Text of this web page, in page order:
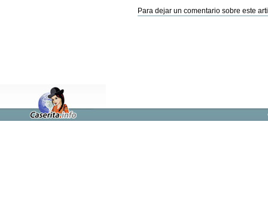
Para dejar un comentario sobre este